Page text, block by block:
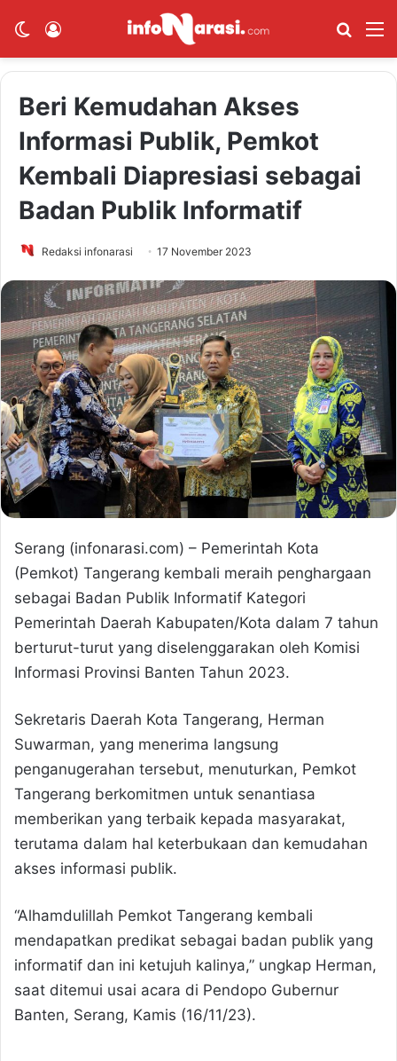
Switch skin Cari
Beri Kemudahan Akses
Informasi Publik, Pemkot
Kembali Diapresiasi sebagai
Badan Publik Informatif
Redaksi infonarasi 17 November 2023
Serang (infonarasi.com) – Pemerintah Kota
(Pemkot) Tangerang kembali meraih penghargaan
sebagai Badan Publik Informatif Kategori
Pemerintah Daerah Kabupaten/Kota dalam 7 tahun
berturut-turut yang diselenggarakan oleh Komisi
Informasi Provinsi Banten Tahun 2023.
Sekretaris Daerah Kota Tangerang, Herman
Suwarman, yang menerima langsung
penganugerahan tersebut, menuturkan, Pemkot
Tangerang berkomitmen untuk senantiasa
memberikan yang terbaik kepada masyarakat,
terutama dalam hal keterbukaan dan kemudahan
akses informasi publik.
“Alhamdulillah Pemkot Tangerang kembali
mendapatkan predikat sebagai badan publik yang
informatif dan ini ketujuh kalinya,” ungkap Herman,
saat ditemui usai acara di Pendopo Gubernur
Banten, Serang, Kamis (16/11/23).